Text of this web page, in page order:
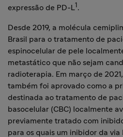
expressão de PD-L1 .
Desde 2019, a molécula
Brasil para o tratamento de
espinocelular de pele
metastático que não sejam
radioterapia. Em março de
também foi aprovado como a
destinada ao tratamento de
basocelular (CBC) localmente
previamente tratado com
para os quais um inibidor da via